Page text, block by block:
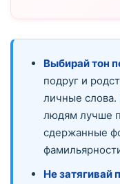
Выбирай тон
подруг и
личные
людям лучше
сдержанные
Не затягивай